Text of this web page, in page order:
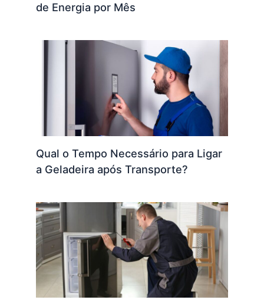
de Energia por Mês
Qual o Tempo Necessário para Ligar
a Geladeira após Transporte?